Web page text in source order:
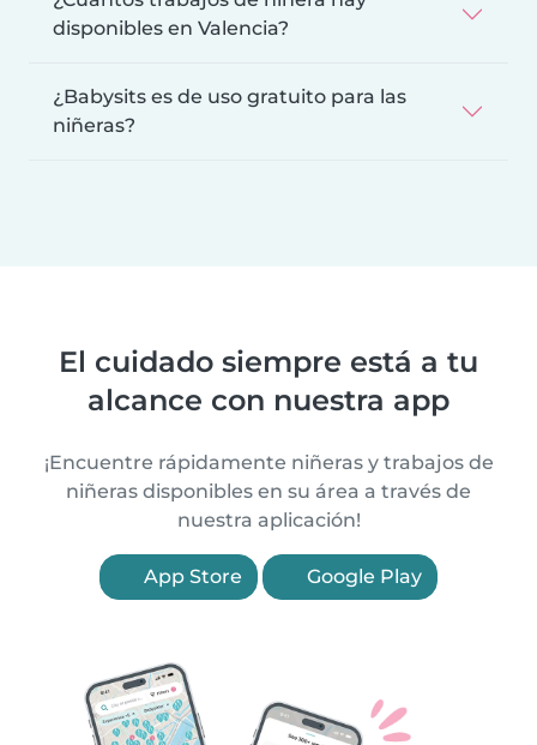
disponibles en Valencia?
¿Babysits es de uso gratuito para las
niñeras?
El cuidado siempre está a tu
alcance con nuestra app
¡Encuentre rápidamente niñeras y trabajos de
niñeras disponibles en su área a través de
nuestra aplicación!
App Store Google Play